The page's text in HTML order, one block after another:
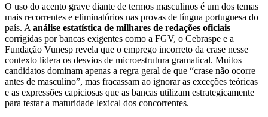
O uso do acento grave diante de termos masculinos é um dos temas
mais recorrentes e eliminatórios nas provas de língua portuguesa do
país. A análise estatística de milhares de redações oficiais
corrigidas por bancas exigentes como a FGV, o Cebraspe e a
Fundação Vunesp revela que o emprego incorreto da crase nesse
contexto lidera os desvios de microestrutura gramatical. Muitos
candidatos dominam apenas a regra geral de que “crase não ocorre
antes de masculino”, mas fracassam ao ignorar as exceções teóricas
e as expressões capiciosas que as bancas utilizam estrategicamente
para testar a maturidade lexical dos concorrentes.